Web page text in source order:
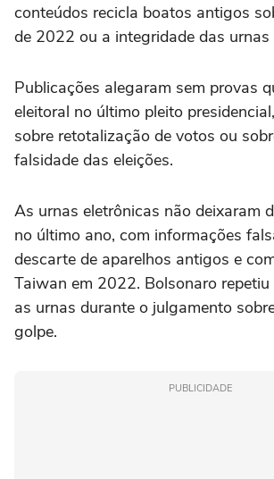
conteúdos recicla boatos antigos
de 2022 ou a integridade das urnas
Publicações alegaram sem provas
eleitoral no último pleito
sobre retotalização de votos ou
falsidade das eleições.
As urnas eletrônicas não deixaram
no último ano, com informações
descarte de aparelhos antigos e
Taiwan em 2022. Bolsonaro
as urnas durante o julgamento
golpe.
PUBLICIDADE